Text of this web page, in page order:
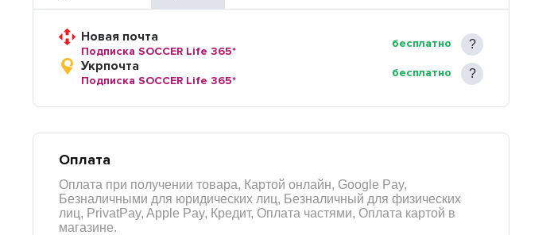
Новая почта
Подписка SOCCER Life 365*
бесплатно
Укрпочта
Подписка SOCCER Life 365*
бесплатно
Оплата
Оплата при получении товара, Картой онлайн, Google Pay,
Безналичными для юридических лиц, Безналичный для физических
лиц, PrivatPay, Apple Pay, Кредит, Оплата частями, Оплата картой в
магазине.